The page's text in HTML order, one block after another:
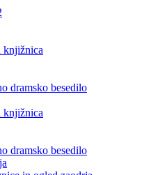
knjižnica
dramsko besedilo
knjižnica
dramsko besedilo